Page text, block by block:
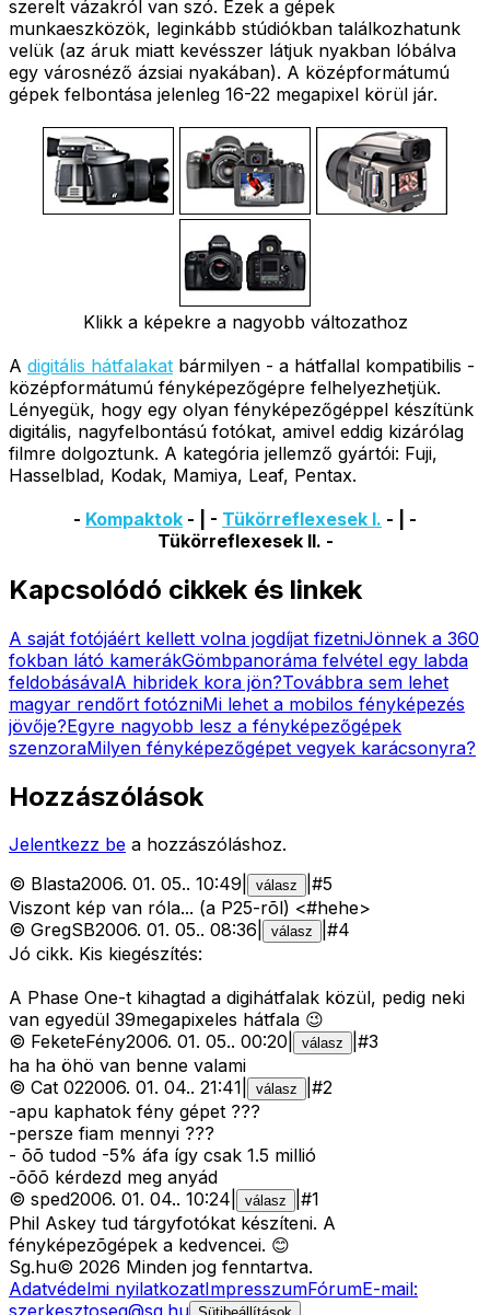
szerelt vázakról van szó. Ezek a gépek
munkaeszközök, leginkább stúdiókban találkozhatunk
velük (az áruk miatt kevésszer látjuk nyakban lóbálva
egy városnéző ázsiai nyakában). A középformátumú
gépek felbontása jelenleg 16-22 megapixel körül jár.
Klikk a képekre a nagyobb változathoz
A digitális hátfalakat bármilyen - a hátfallal kompatibilis -
középformátumú fényképezőgépre felhelyezhetjük.
Lényegük, hogy egy olyan fényképezőgéppel készítünk
digitális, nagyfelbontású fotókat, amivel eddig kizárólag
filmre dolgoztunk. A kategória jellemző gyártói: Fuji,
Hasselblad, Kodak, Mamiya, Leaf, Pentax.
- Kompaktok - | - Tükörreflexesek I. - | -
Tükörreflexesek II. -
Kapcsolódó cikkek és linkek
A saját fotójáért kellett volna jogdíjat fizetniJönnek a 360
fokban látó kamerákGömbpanoráma felvétel egy labda
feldobásávalA hibridek kora jön?Továbbra sem lehet
magyar rendőrt fotózniMi lehet a mobilos fényképezés
jövője?Egyre nagyobb lesz a fényképezőgépek
szenzoraMilyen fényképezőgépet vegyek karácsonyra?
Hozzászólások
Jelentkezz be a hozzászóláshoz.
© Blasta2006. 01. 05.. 10:49 válasz #5
Viszont kép van róla... (a P25-rõl) <#hehe>
© GregSB2006. 01. 05.. 08:36 válasz #4
Jó cikk. Kis kiegészítés:
A Phase One-t kihagtad a digihátfalak közül, pedig neki
van egyedül 39megapixeles hátfala 😉
© FeketeFény2006. 01. 05.. 00:20 válasz #3
ha ha öhö van benne valami
© Cat 022006. 01. 04.. 21:41 válasz #2
-apu kaphatok fény gépet ???
-persze fiam mennyi ???
- õõ tudod -5% áfa így csak 1.5 millió
-õõõ kérdezd meg anyád
© sped2006. 01. 04.. 10:24 válasz #1
Phil Askey tud tárgyfotókat készíteni. A
fényképezõgépek a kedvencei. 😊
Sg.hu© 2026 Minden jog fenntartva.
Adatvédelmi nyilatkozatImpresszumFórumE-mail: